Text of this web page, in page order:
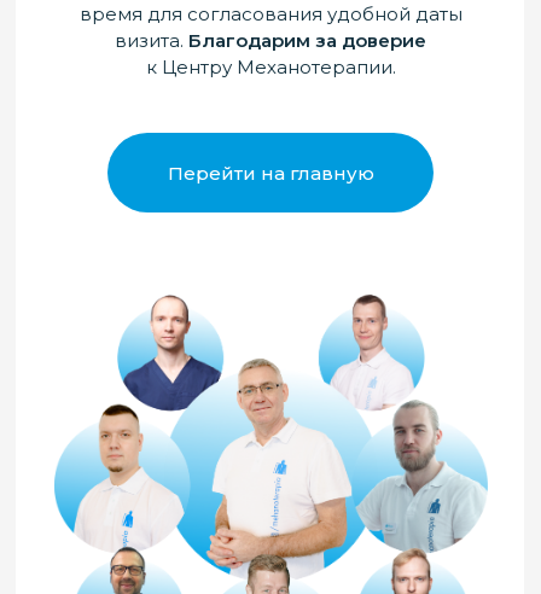
время для согласования удобной даты
визита. Благодарим за доверие
к Центру Механотерапии.
Перейти на главную